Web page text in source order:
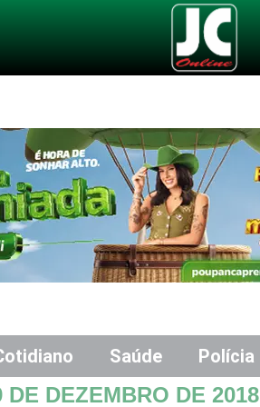
Saúde Polícia
DE DEZEMBRO DE 2018